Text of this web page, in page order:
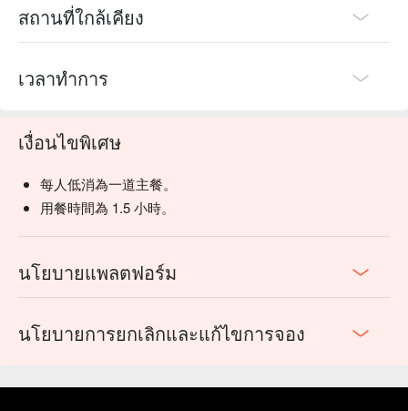
สถานที่ใกล้เคียง
เวลาทำการ
เงื่อนไขพิเศษ
每人低消為一道主餐。
用餐時間為 1.5 小時。
นโยบายแพลตฟอร์ม
นโยบายการยกเลิกและแก้ไขการจอง